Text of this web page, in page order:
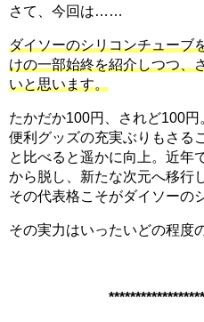
（5/19）
復帰・復活→放置した水槽・外部フィ
（5/12）
熱帯魚とブームで価格高騰に巻き込ま
（5/5）
素手でコリドラスを追いかけまわした結
湧き水水槽を作るつもりが、大きなクレ
（4/22）
コリドラスを飼育するなら水槽に敷い
さて、今回は……
ダイソーのシリコンチューブ
けの一部始終を紹介しつつ、
いと思います。
たかだか100円、されど100円
便利グッズの充実ぶりもさる
と比べると遥かに向上。近年
から脱し、新たな次元へ移行
その代表格こそがダイソーの
その実力はいったいどの程度